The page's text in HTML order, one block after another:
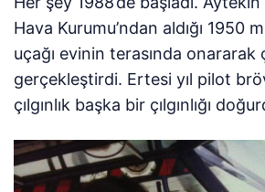
Hava Kurumu’ndan aldığı 1950
uçağı evinin terasında
gerçekleştirdi. Ertesi yıl pilot
çılgınlık başka bir çılgınlığı